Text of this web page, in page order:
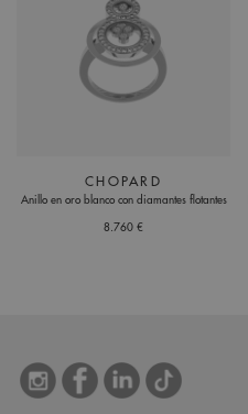
CHOPARD
Anillo en oro blanco con diamantes flotantes
8.760 €